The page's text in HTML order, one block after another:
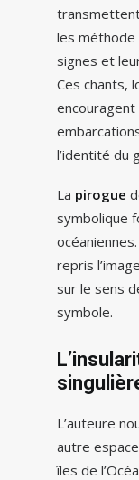
les
signes et
Ces chants,
l’identité du
La pirogue
symbolique
repris
sur le sens
symbole.
L’auteure
autre
îles de